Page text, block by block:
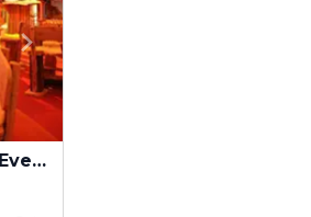
Ramsauhof Restaurant und Event4kanter